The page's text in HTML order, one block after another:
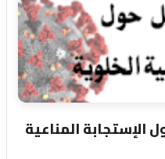
الإستجابة المناعية